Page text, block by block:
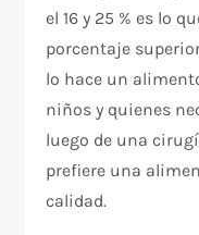
el 16 y 25 % es lo
porcentaje
lo hace un
niños y quienes
luego de una
prefiere una
calidad.